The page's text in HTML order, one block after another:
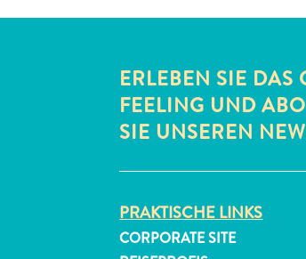
ERLEBEN SIE DAS
FEELING UND
SIE UNSEREN
PRAKTISCHE LINKS
CORPORATE SITE